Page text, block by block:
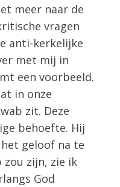
meer naar de
vragen
anti-kerkelijke
met mij in
een voorbeeld.
in onze
zit. Deze
behoefte. Hij
geloof na te
zou zijn, zie ik
God